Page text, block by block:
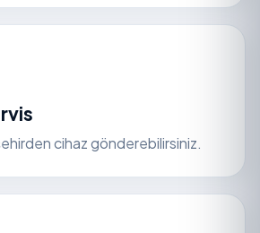
cihaz gönderebilirsiniz.